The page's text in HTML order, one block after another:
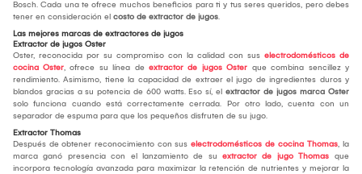
Bosch. Cada una te ofrece muchos beneficios para ti y tus seres queridos, pero debes
tener en consideración el costo de extractor de jugos.
Las mejores marcas de extractores de jugos
Extractor de jugos Oster
Oster, reconocida por su compromiso con la calidad con sus electrodomésticos de
cocina Oster, ofrece su línea de extractor de jugos Oster que combina sencillez y
rendimiento. Asimismo, tiene la capacidad de extraer el jugo de ingredientes duros y
blandos gracias a su potencia de 600 watts. Eso sí, el extractor de jugos marca Oster
solo funciona cuando está correctamente cerrada. Por otro lado, cuenta con un
separador de espuma para que los pequeños disfruten de su jugo.
Extractor Thomas
Después de obtener reconocimiento con sus electrodomésticos de cocina Thomas, la
marca ganó presencia con el lanzamiento de su extractor de jugo Thomas que
incorpora tecnología avanzada para maximizar la retención de nutrientes y mejorar la